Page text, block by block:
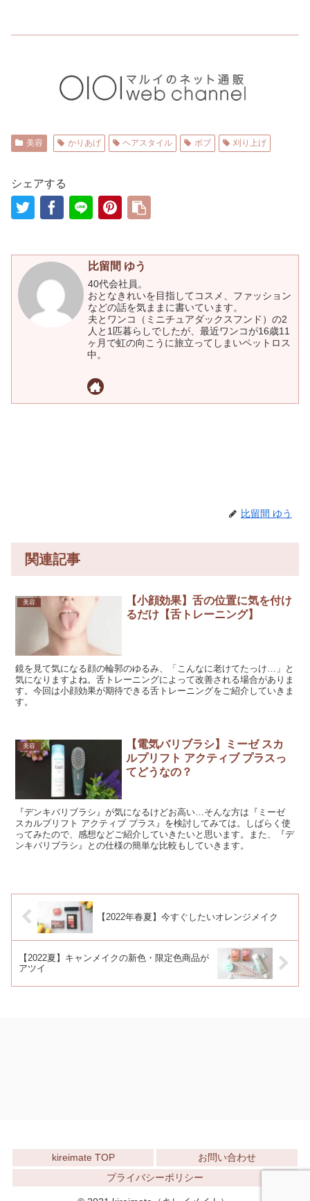
美容 かりあげ ヘアスタイル ボブ 刈り上げ
シェアする
比留間 ゆう
40代会社員。
おとなきれいを目指してコスメ、ファッション
などの話を気ままに書いています。
夫とワンコ（ミニチュアダックスフンド）の2
人と1匹暮らしでしたが、最近ワンコが16歳11
ヶ月で虹の向こうに旅立ってしまいペットロス
中。
比留間 ゆう
関連記事
美容
【小顔効果】舌の位置に気を付け
るだけ【舌トレーニング】
鏡を見て気になる顔の輪郭のゆるみ、「こんなに老けてたっけ…」と
気になりますよね。舌トレーニングによって改善される場合がありま
す。今回は小顔効果が期待できる舌トレーニングをご紹介していきま
す。
美容
【電気バリブラシ】ミーゼ スカ
ルプリフト アクティブ プラスっ
てどうなの？
『デンキバリブラシ』が気になるけどお高い…そんな方は『ミーゼ
スカルプリフト アクティブ プラス』を検討してみては。しばらく使
ってみたので、感想などご紹介していきたいと思います。また、『デ
ンキバリブラシ』との仕様の簡単な比較もしていきます。
【2022年春夏】今すぐしたいオレンジメイク
【2022夏】キャンメイクの新色・限定色商品が
アツイ
kireimate TOP
お問い合わせ
プライバシーポリシー